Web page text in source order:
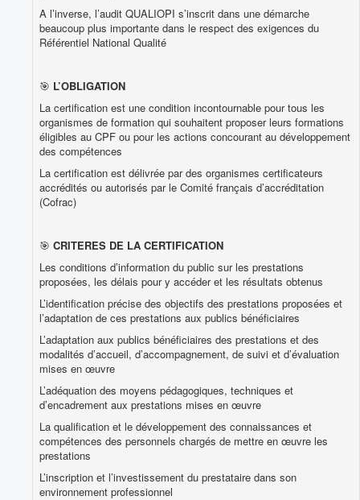
A l’inverse, l’audit QUALIOPI s’inscrit dans une démarche
beaucoup plus importante dans le respect des exigences du
Référentiel National Qualité
🎯 L’OBLIGATION
La certification est une condition incontournable pour tous les
organismes de formation qui souhaitent proposer leurs formations
éligibles au CPF ou pour les actions concourant au développement
des compétences
La certification est délivrée par des organismes certificateurs
accrédités ou autorisés par le Comité français d’accréditation
(Cofrac)
🎯 CRITERES DE LA CERTIFICATION
Les conditions d’information du public sur les prestations
proposées, les délais pour y accéder et les résultats obtenus
L’identification précise des objectifs des prestations proposées et
l’adaptation de ces prestations aux publics bénéficiaires
L’adaptation aux publics bénéficiaires des prestations et des
modalités d’accueil, d’accompagnement, de suivi et d’évaluation
mises en œuvre
L’adéquation des moyens pédagogiques, techniques et
d’encadrement aux prestations mises en œuvre
La qualification et le développement des connaissances et
compétences des personnels chargés de mettre en œuvre les
prestations
L’inscription et l’investissement du prestataire dans son
environnement professionnel